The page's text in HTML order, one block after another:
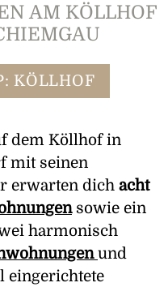
AM KÖLLHOF
KÖLLHOF
dem Köllhof in
mit seinen
erwarten dich acht
sowie ein
harmonisch
und
eingerichtete